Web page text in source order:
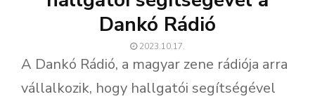
Dankó Rádió
2023.10.17.
A Dankó Rádió, a magyar zene rádiója arra
vállalkozik, hogy hallgatói segítségével